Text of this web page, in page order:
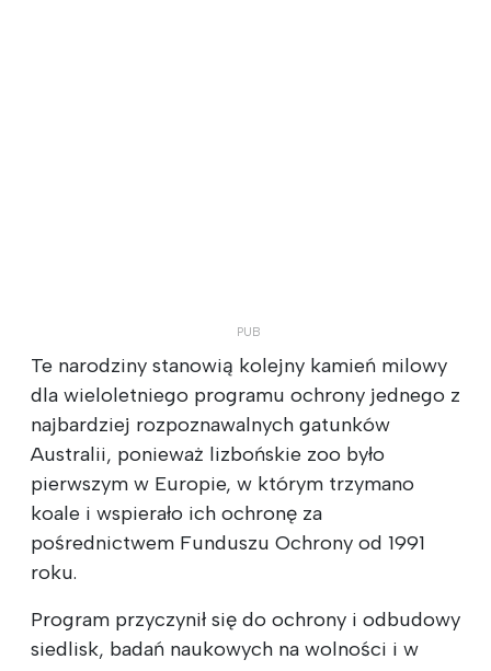
Te narodziny stanowią kolejny kamień milowy
dla wieloletniego programu ochrony jednego z
najbardziej rozpoznawalnych gatunków
Australii, ponieważ lizbońskie zoo było
pierwszym w Europie, w którym trzymano
koale i wspierało ich ochronę za
pośrednictwem Funduszu Ochrony od 1991
roku.
Program przyczynił się do ochrony i odbudowy
siedlisk, badań naukowych na wolności i w